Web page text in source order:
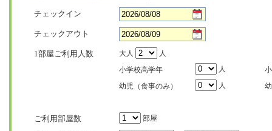
チェックイン
チェックアウト
1部屋ご利用人数 大人
人
小学校高学年
人
幼児（食事のみ）
人
ご利用部屋数 部屋